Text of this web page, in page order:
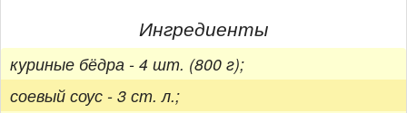
Ингредиенты
куриные бёдра - 4 шт. (800 г);
соевый соус - 3 ст. л.;